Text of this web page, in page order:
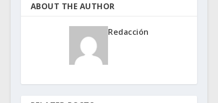
ABOUT THE AUTHOR
Redacción